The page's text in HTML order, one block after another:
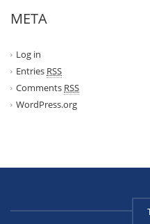
META
Log in
Entries RSS
Comments RSS
WordPress.org